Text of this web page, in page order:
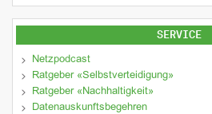
SERVICE
Netzpodcast
Ratgeber «Selbstverteidigung»
Ratgeber «Nachhaltigkeit»
Datenauskunftsbegehren